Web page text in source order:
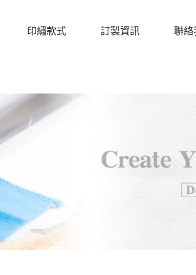
印繡款式 訂製資訊 聯絡